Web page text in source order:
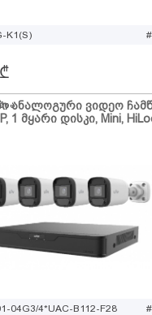
K1(S)
ანალოგური ვიდეო
1 მყარი დისკი, Mini,
₾
04G3/4*UAC-B112-F28